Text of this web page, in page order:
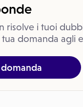
risolve i tuoi
domanda agli
domanda